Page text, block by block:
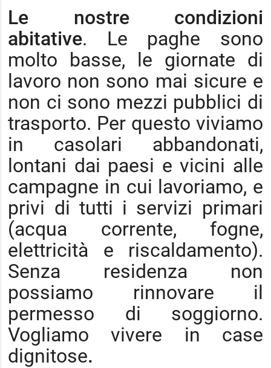
Le nostre condizioni
abitative. Le paghe sono
molto basse, le giornate di
lavoro non sono mai sicure e
non ci sono mezzi pubblici di
trasporto. Per questo viviamo
in casolari abbandonati,
lontani dai paesi e vicini alle
campagne in cui lavoriamo, e
privi di tutti i servizi primari
(acqua corrente, fogne,
elettricità e riscaldamento).
Senza residenza non
possiamo rinnovare il
permesso di soggiorno.
Vogliamo vivere in case
dignitose.